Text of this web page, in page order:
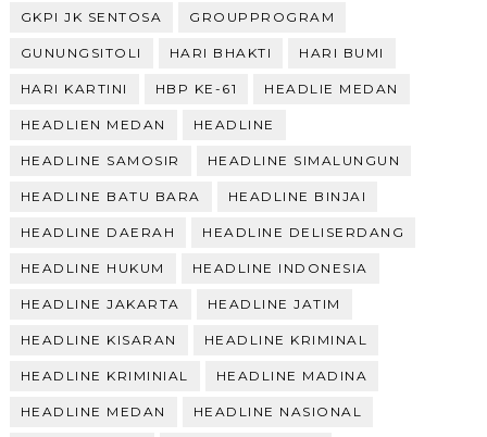
GKPI JK SENTOSA GROUPPROGRAM
GUNUNGSITOLI HARI BHAKTI HARI BUMI
HARI KARTINI HBP KE-61 HEADLIE MEDAN
HEADLIEN MEDAN HEADLINE
HEADLINE SAMOSIR HEADLINE SIMALUNGUN
HEADLINE BATU BARA HEADLINE BINJAI
HEADLINE DAERAH HEADLINE DELISERDANG
HEADLINE HUKUM HEADLINE INDONESIA
HEADLINE JAKARTA HEADLINE JATIM
HEADLINE KISARAN HEADLINE KRIMINAL
HEADLINE KRIMINIAL HEADLINE MADINA
HEADLINE MEDAN HEADLINE NASIONAL